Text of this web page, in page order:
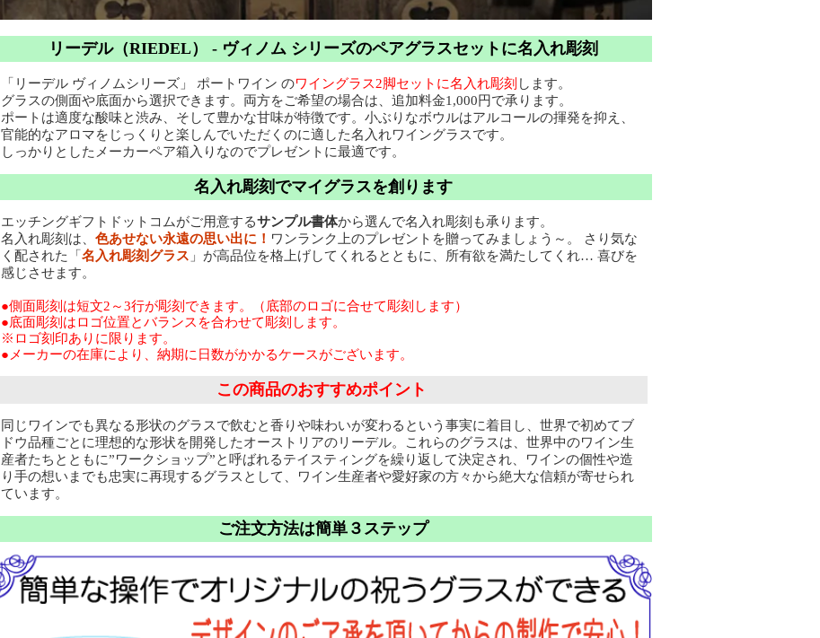
リーデル（RIEDEL） - ヴィノム シリーズのペアグラスセットに名入れ彫刻
「リーデル ヴィノムシリーズ」 ポートワイン のワイングラス2脚セットに名入れ彫刻 します。
グラスの側面や底面から選択できます。両方をご希望の場合は、追加料金1,000円で承ります。
ポートは適度な酸味と渋み、そして豊かな甘味が特徴です。小ぶりなボウルはアルコールの揮発を抑え、
官能的なアロマをじっくりと楽しんでいただくのに適した名入れワイングラスです。
しっかりとしたメーカーペア箱入りなのでプレゼントに最適です。
名入れ彫刻でマイグラスを創ります
エッチングギフトドットコムがご用意するサンプル書体から選んで名入れ彫刻も承ります。
名入れ彫刻は、色あせない永遠の思い出に！ ワンランク上のプレゼントを贈ってみましょう～。 さり気な
く配された「名入れ彫刻グラス 」が高品位を格上げしてくれるとともに、所有欲を満たしてくれ… 喜びを
感じさせます。
●側面彫刻は短文2～3行が彫刻できます。（底部のロゴに合せて彫刻します）
●底面彫刻はロゴ位置とバランスを合わせて彫刻します。
※ロゴ刻印ありに限ります。
●メーカーの在庫により、納期に日数がかかるケースがございます。
この商品のおすすめポイント
同じワインでも異なる形状のグラスで飲むと香りや味わいが変わるという事実に着目し、世界で初めてブ
ドウ品種ごとに理想的な形状を開発したオーストリアのリーデル。これらのグラスは、世界中のワイン生
産者たちとともに”ワークショップ”と呼ばれるテイスティングを繰り返して決定され、ワインの個性や造
り手の想いまでも忠実に再現するグラスとして、ワイン生産者や愛好家の方々から絶大な信頼が寄せられ
ています。
ご注文方法は簡単３ステップ